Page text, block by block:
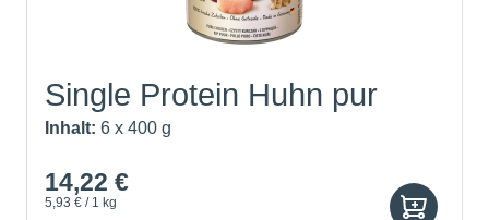
Single Protein Huhn pur
Inhalt: 6 x 400 g
14,22 €
5,93 € / 1 kg